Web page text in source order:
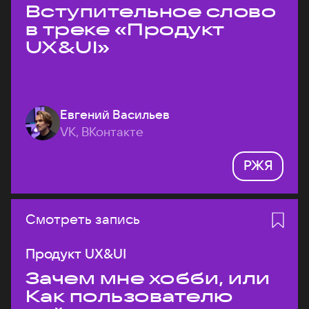
Вступительное слово
в треке «Продукт
UX&UI»
Евгений Васильев
VK, ВКонтакте
РЖЯ
Смотреть запись
Продукт UX&UI
Зачем мне хобби, или
Как пользователю